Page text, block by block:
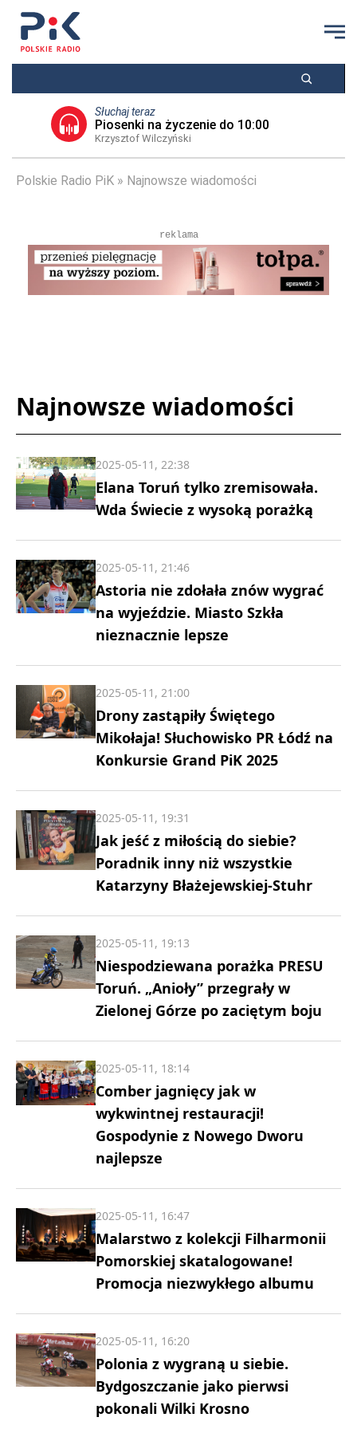
Słuchaj teraz
Piosenki na życzenie do 10:00
Krzysztof Wilczyński
Polskie Radio PiK Najnowsze wiadomości
reklama
Najnowsze wiadomości
Elana Toruń tylko zremisowała.
Wda Świecie z wysoką porażką
2025-05-11, 22:38
Astoria nie zdołała znów wygrać
na wyjeździe. Miasto Szkła
nieznacznie lepsze
2025-05-11, 21:46
Drony zastąpiły Świętego
Mikołaja! Słuchowisko PR Łódź na
Konkursie Grand PiK 2025
2025-05-11, 21:00
Jak jeść z miłością do siebie?
Poradnik inny niż wszystkie
Katarzyny Błażejewskiej-Stuhr
2025-05-11, 19:31
Niespodziewana porażka PRESU
Toruń. „Anioły” przegrały w
Zielonej Górze po zaciętym boju
2025-05-11, 19:13
Comber jagnięcy jak w
wykwintnej restauracji!
Gospodynie z Nowego Dworu
najlepsze
2025-05-11, 18:14
Malarstwo z kolekcji Filharmonii
Pomorskiej skatalogowane!
Promocja niezwykłego albumu
2025-05-11, 16:47
Polonia z wygraną u siebie.
Bydgoszczanie jako pierwsi
pokonali Wilki Krosno
2025-05-11, 16:20